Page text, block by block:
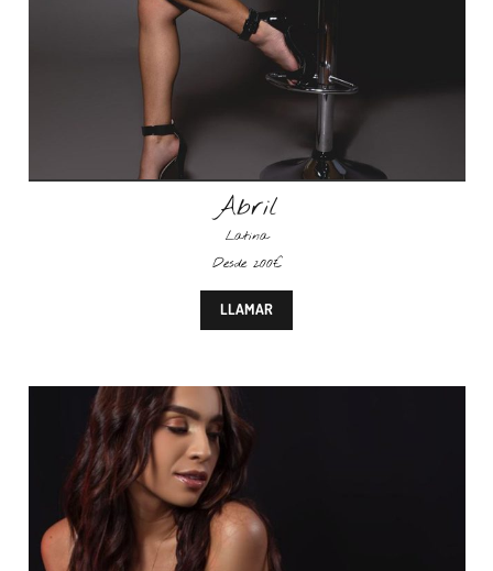
Abril
Latina
Desde 200€
LLAMAR